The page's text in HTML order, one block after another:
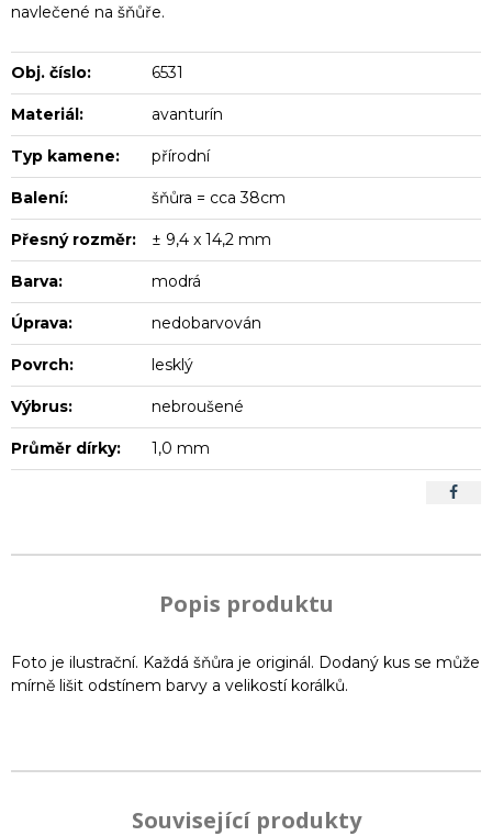
navlečené na šňůře.
Obj. číslo: 6531
Materiál: avanturín
Typ kamene: přírodní
Balení: šňůra = cca 38cm
Přesný rozměr: ± 9,4 x 14,2 mm
Barva: modrá
Úprava: nedobarvován
Povrch: lesklý
Výbrus: nebroušené
Průměr dírky: 1,0 mm
Popis produktu
Foto je ilustrační. Každá šňůra je originál. Dodaný kus se může
mírně lišit odstínem barvy a velikostí korálků.
Související produkty